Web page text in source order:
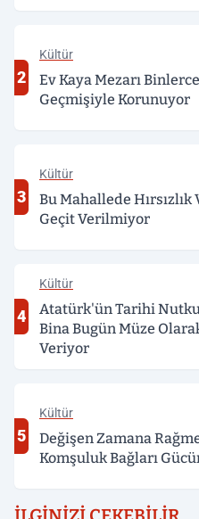
2
Kültür
Ev Kaya Mezarı Binlerce
Geçmişiyle Korunuyor
3
Kültür
Bu Mahallede Hırsızlık
Geçit Verilmiyor
4
Kültür
Atatürk'ün Tarihi
Bina Bugün Müze
Veriyor
5
Kültür
Değişen Zamana
Komşuluk Bağları